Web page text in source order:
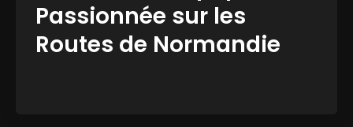
Passionnée sur les
Routes de Normandie